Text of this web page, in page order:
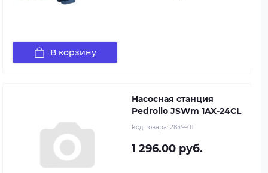
В корзину
Насосная станция
Pedrollo JSWm 1AX-24CL
Код товара: 2849-01
1 296.00 руб.